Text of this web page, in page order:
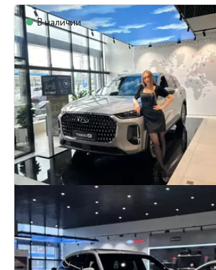
В наличии